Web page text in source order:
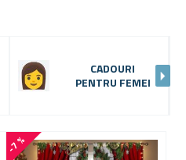
CADOURI
PENTRU FEMEI
-7 %